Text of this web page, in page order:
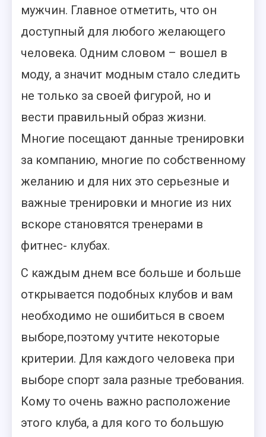
мужчин. Главное отметить, что он
доступный для любого желающего
человека. Одним словом – вошел в
моду, а значит модным стало следить
не только за своей фигурой, но и
вести правильный образ жизни.
Многие посещают данные тренировки
за компанию, многие по собственному
желанию и для них это серьезные и
важные тренировки и многие из них
вскоре становятся тренерами в
фитнес- клубах.
С каждым днем все больше и больше
открывается подобных клубов и вам
необходимо не ошибиться в своем
выборе,поэтому учтите некоторые
критерии. Для каждого человека при
выборе спорт зала разные требования.
Кому то очень важно расположение
этого клуба, а для кого то большую